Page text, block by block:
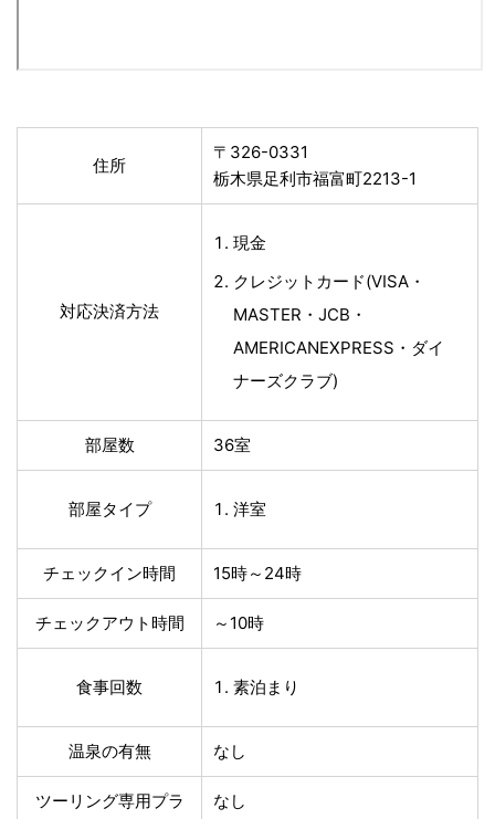
住所
〒326-0331
栃木県足利市福富町2213-1
対応決済方法
現金
クレジットカード(VISA・
MASTER・JCB・
AMERICANEXPRESS・ダイ
ナーズクラブ)
部屋数 36室
部屋タイプ 洋室
チェックイン時間 15時～24時
チェックアウト時間 ～10時
食事回数 素泊まり
温泉の有無 なし
ツーリング専用プラ
なし